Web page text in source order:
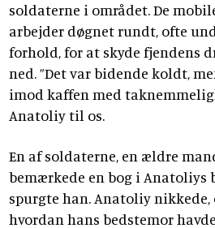
soldaterne i området. De
arbejder døgnet rundt, ofte
forhold, for at skyde fjendens
ned. ”Det var bidende koldt,
imod kaffen med
Anatoliy til os.
En af soldaterne, en ældre
bemærkede en bog i Anatoliys
spurgte han. Anatoliy
hvordan hans bedstemor